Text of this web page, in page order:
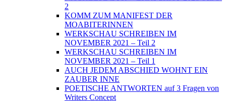
2
KOMM ZUM MANIFEST DER
MOABITERINNEN
WERKSCHAU SCHREIBEN IM
NOVEMBER 2021 – Teil 2
WERKSCHAU SCHREIBEN IM
NOVEMBER 2021 – Teil 1
AUCH JEDEM ABSCHIED WOHNT EIN
ZAUBER INNE
POETISCHE ANTWORTEN auf 3 Fragen von
Writers Concept